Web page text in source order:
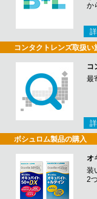
か
コンタクトレンズ取扱い
コ
最
ボシュロム製品の購入
オ
装
2